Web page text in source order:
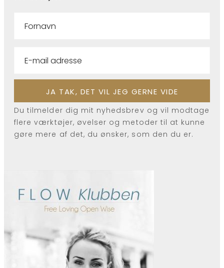
Du tilmelder dig mit nyhedsbrev og vil modtage
flere værktøjer, øvelser og metoder til at kunne
gøre mere af det, du ønsker, som den du er.